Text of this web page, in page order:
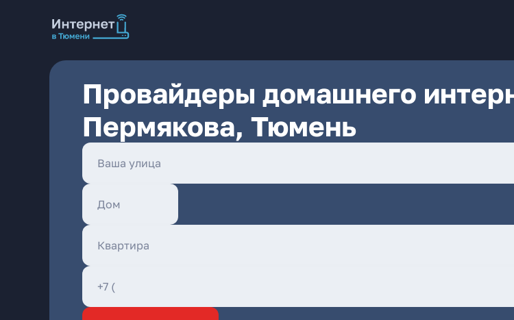
Провайдеры домашнего
Пермякова, Тюмень